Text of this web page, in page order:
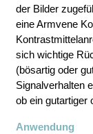
der Bilder
eine Armvene
sich wichtige
(bösartig oder
Signalverhalten
ob ein gutartiger
Anwendung